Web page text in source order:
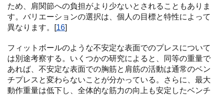
ため、肩関節への負担がより少ないとされることもありま
す。バリエーションの選択は、個人の目標と特性によって
異なります。[16]
フィットボールのような不安定な表面でのプレスについて
は別途考察する。いくつかの研究によると、同等の重量で
あれば、不安定な表面での胸筋と肩筋の活動は通常のベン
チプレスと変わらないことが分かっている。さらに、最大
動作重量は低下し、全体的な筋力の向上も安定したベンチ